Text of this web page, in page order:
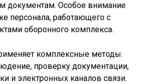
документам. Особое внимание
персонала, работающего с
оборонного комплекса.
комплексные методы:
проверку документации,
и электронных каналов связи.